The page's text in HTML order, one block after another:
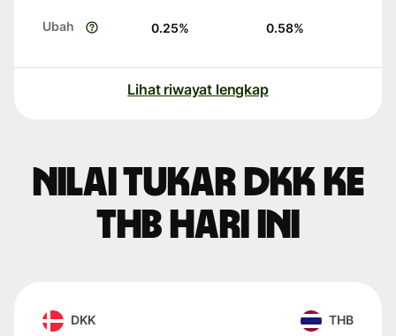
Ubah 0.25% 0.58%
Lihat riwayat lengkap
Nilai tukar DKK ke
THB hari ini
DKK THB